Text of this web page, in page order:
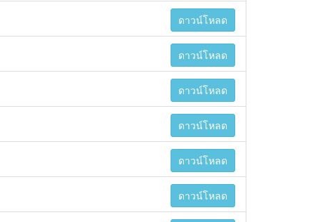
ดาวน์โหลด
ดาวน์โหลด
ดาวน์โหลด
ดาวน์โหลด
ดาวน์โหลด
ดาวน์โหลด